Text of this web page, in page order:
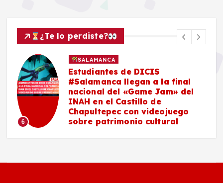
¿Te lo perdiste?
6
SALAMANCA
Estudiantes de DICIS
#Salamanca llegan a la final
nacional del «Game Jam» del
INAH en el Castillo de
Chapultepec con videojuego
sobre patrimonio cultural